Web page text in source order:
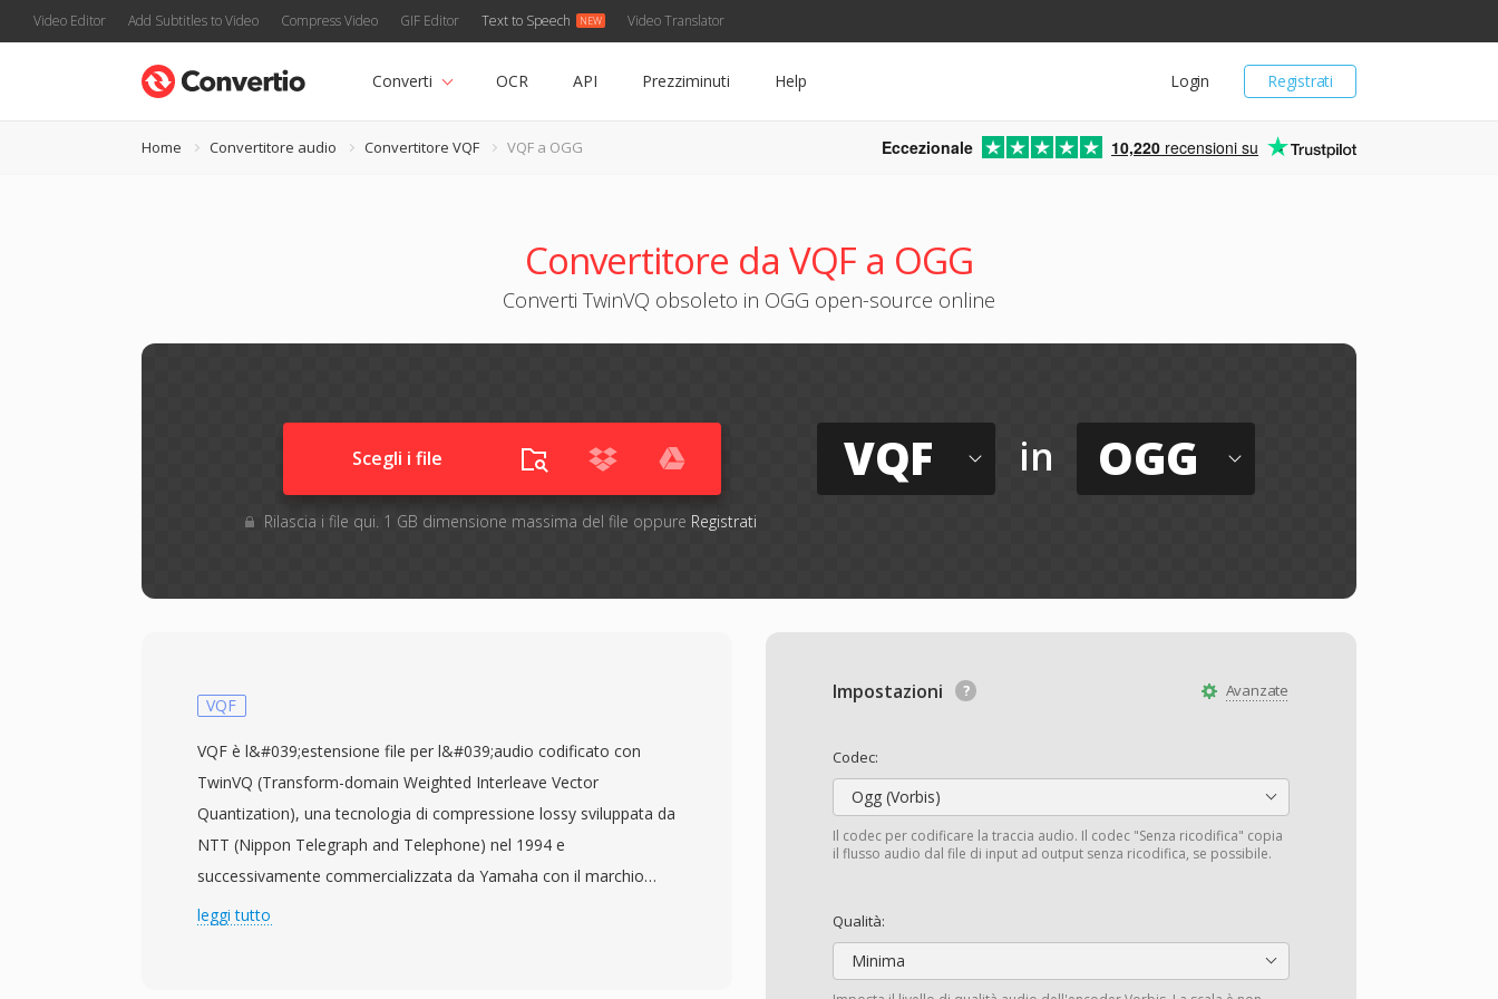
Video Editor Add Subtitles to Video Compress Video GIF Editor Text to Speech Video Translator
Registrati
Login
Converti OCR API Prezziminuti Help
Home Convertitore audio Convertitore VQF VQF a OGG Eccezionale 10,220 recensioni su
Convertitore da VQF a OGG
Converti TwinVQ obsoleto in OGG open-source online
Scegli i file
Rilascia i file qui. 1 GB dimensione massima del file oppure Registrati
VQF in OGG
Avanzate
Impostazioni
Codec:
Ogg (Vorbis)
Il codec per codificare la traccia audio. Il codec "Senza ricodifica" copia
il flusso audio dal file di input ad output senza ricodifica, se possibile.
Qualità:
Minima
VQF
VQF è l&#039;estensione file per l&#039;audio codificato con
TwinVQ (Transform-domain Weighted Interleave Vector
Quantization), una tecnologia di compressione lossy sviluppata da
NTT (Nippon Telegraph and Telephone) nel 1994 e
successivamente commercializzata da Yamaha con il marchio
SoundVQ. Il codec prometteva un vantaggio dimensionale del 30-
leggi tutto